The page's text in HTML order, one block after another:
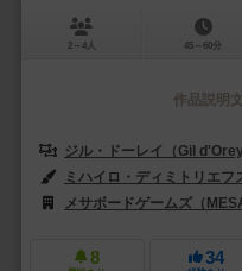
2～4人 45～60分
作品説明
ジル・ドーレイ（Gil d'Orey
ミハイロ・ディミトリエ
メサボードゲームズ（
8 34